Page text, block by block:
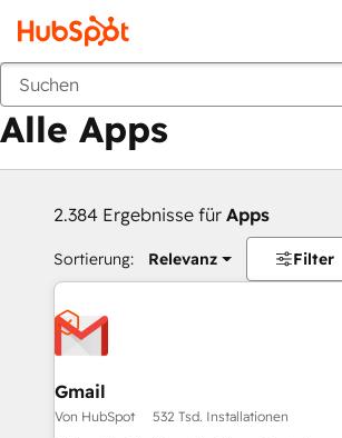
Zurück
Alle Apps
2.384 Ergebnisse für Apps
Sortierung: Relevanz Filter
Gmail
Von HubSpot 532 Tsd. Installationen